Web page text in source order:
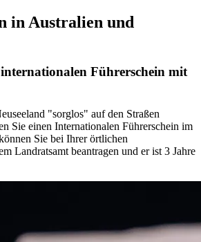
in Australien und
internationalen Führerschein mit
"sorglos" auf den Straßen
Sie einen Internationalen Führerschein im
Sie bei Ihrer örtlichen
Landratsamt beantragen und er ist 3 Jahre